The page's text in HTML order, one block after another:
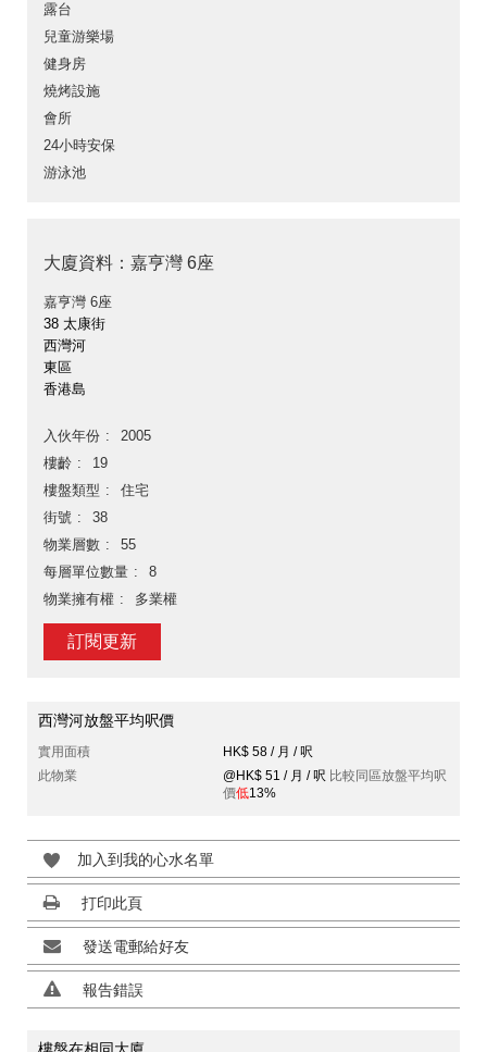
露台
兒童游樂場
健身房
燒烤設施
會所
24小時安保
游泳池
大廈資料：嘉亨灣 6座
嘉亨灣 6座
38 太康街
西灣河
東區
香港島
入伙年份
2005
樓齡
19
樓盤類型
住宅
街號
38
物業層數
55
每層單位數量
8
物業擁有權
多業權
訂閱更新
西灣河放盤平均呎價
實用面積
HK$ 58 / 月 / 呎
此物業
@HK$ 51 / 月 / 呎 比較同區放盤平均呎
價低13%
加入到我的心水名單
打印此頁
發送電郵給好友
報告錯誤